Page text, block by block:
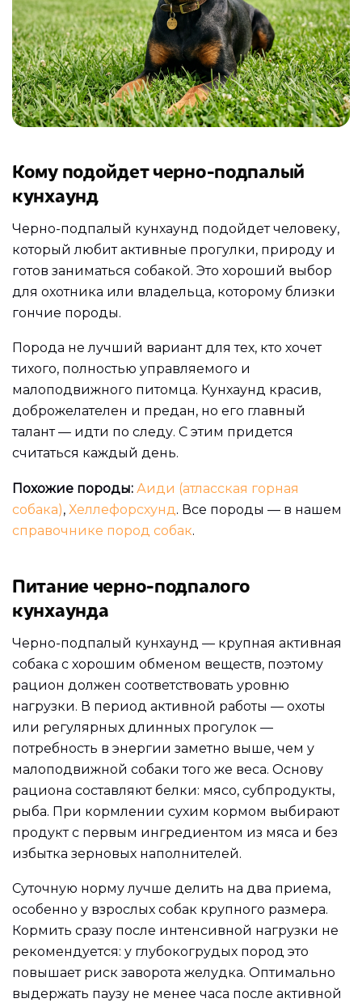
Кому подойдет черно-подпалый
кунхаунд
Черно-подпалый кунхаунд подойдет человеку,
который любит активные прогулки, природу и
готов заниматься собакой. Это хороший выбор
для охотника или владельца, которому близки
гончие породы.
Порода не лучший вариант для тех, кто хочет
тихого, полностью управляемого и
малоподвижного питомца. Кунхаунд красив,
доброжелателен и предан, но его главный
талант — идти по следу. С этим придется
считаться каждый день.
Похожие породы: Аиди (атласская горная
собака), Хеллефорсхунд. Все породы — в нашем
справочнике пород собак.
Питание черно-подпалого
кунхаунда
Черно-подпалый кунхаунд — крупная активная
собака с хорошим обменом веществ, поэтому
рацион должен соответствовать уровню
нагрузки. В период активной работы — охоты
или регулярных длинных прогулок —
потребность в энергии заметно выше, чем у
малоподвижной собаки того же веса. Основу
рациона составляют белки: мясо, субпродукты,
рыба. При кормлении сухим кормом выбирают
продукт с первым ингредиентом из мяса и без
избытка зерновых наполнителей.
Суточную норму лучше делить на два приема,
особенно у взрослых собак крупного размера.
Кормить сразу после интенсивной нагрузки не
рекомендуется: у глубокогрудых пород это
повышает риск заворота желудка. Оптимально
выдержать паузу не менее часа после активной